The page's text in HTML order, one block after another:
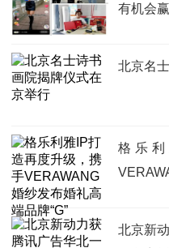
有机会
北京名
格乐
北京新